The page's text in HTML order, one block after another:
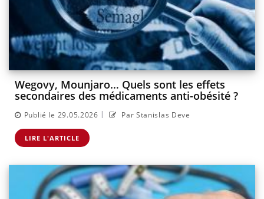
Wegovy, Mounjaro… Quels sont les effets
secondaires des médicaments anti-obésité ?
Publié le 29.05.2026 | Par Stanislas Deve
LIRE L'ARTICLE